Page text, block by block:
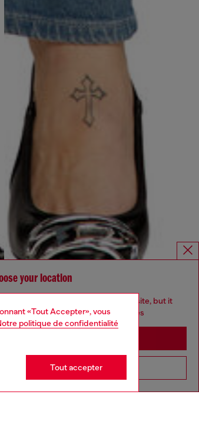
«Tout Accepter», vous
politique de confidentialité
Tout accepter
your location
are currently browsing Canada website, but it
you may be based in United States
Go to United States